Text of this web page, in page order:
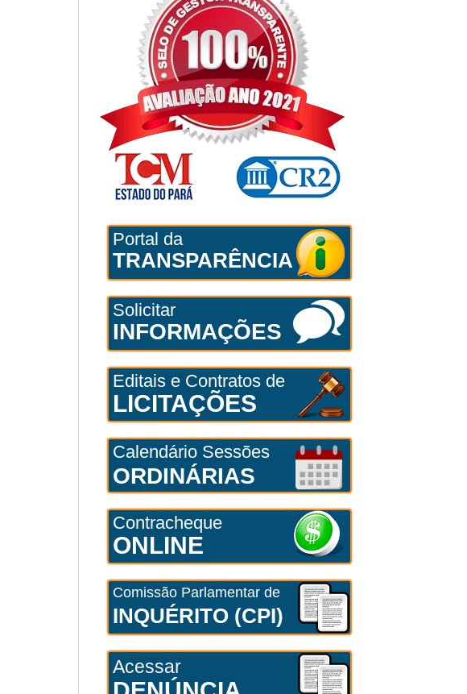
Portal da
TRANSPARÊNCIA
Solicitar
INFORMAÇÕES
Editais e Contratos de
LICITAÇÕES
Calendário Sessões
ORDINÁRIAS
Contracheque
ONLINE
Comissão Parlamentar de
INQUÉRITO (CPI)
Acessar